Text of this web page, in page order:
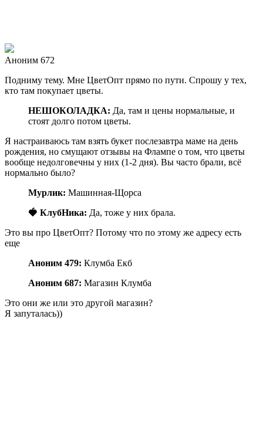
Аноним 672
Подниму тему. Мне ЦветОпт прямо по пути. Спрошу у тех,
кто там покупает цветы.
НЕШОКОЛАДКА: Да, там и цены нормальные, и
стоят долго потом цветы.
Я настраиваюсь там взять букет послезавтра маме на день
рождения, но смущают отзывы на Флампе о том, что цветы
вообще недолговечны у них (1-2 дня). Вы часто брали, всё
нормально было?
Мурлик: Машинная-Щорса
🍓 КлубНика: Да, тоже у них брала.
Это вы про ЦветОпт? Потому что по этому же адресу есть
еще
Аноним 479: Клумба Екб
Аноним 687: Магазин Клумба
Это они же или это другой магазин?
Я запуталась))